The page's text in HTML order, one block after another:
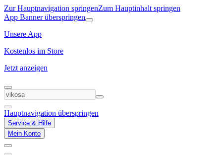
Zur Hauptnavigation springenZum Hauptinhalt springen
App Banner überspringen
Unsere App
Kostenlos im Store
Jetzt anzeigen
Hauptnavigation überspringen
Service & Hilfe
Mein Konto